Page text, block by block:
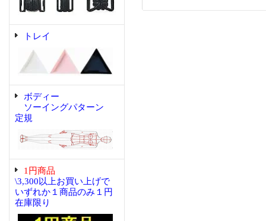
トレイ
ボディー
ソーイングパターン
定規
1円商品
\3,300以上お買い上げで
いずれか１商品のみ１円
在庫限り